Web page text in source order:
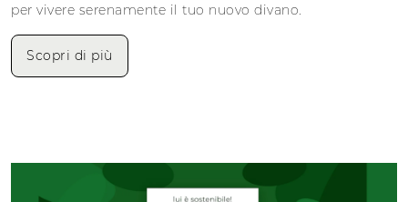
per vivere serenamente il tuo nuovo divano.
Scopri di più